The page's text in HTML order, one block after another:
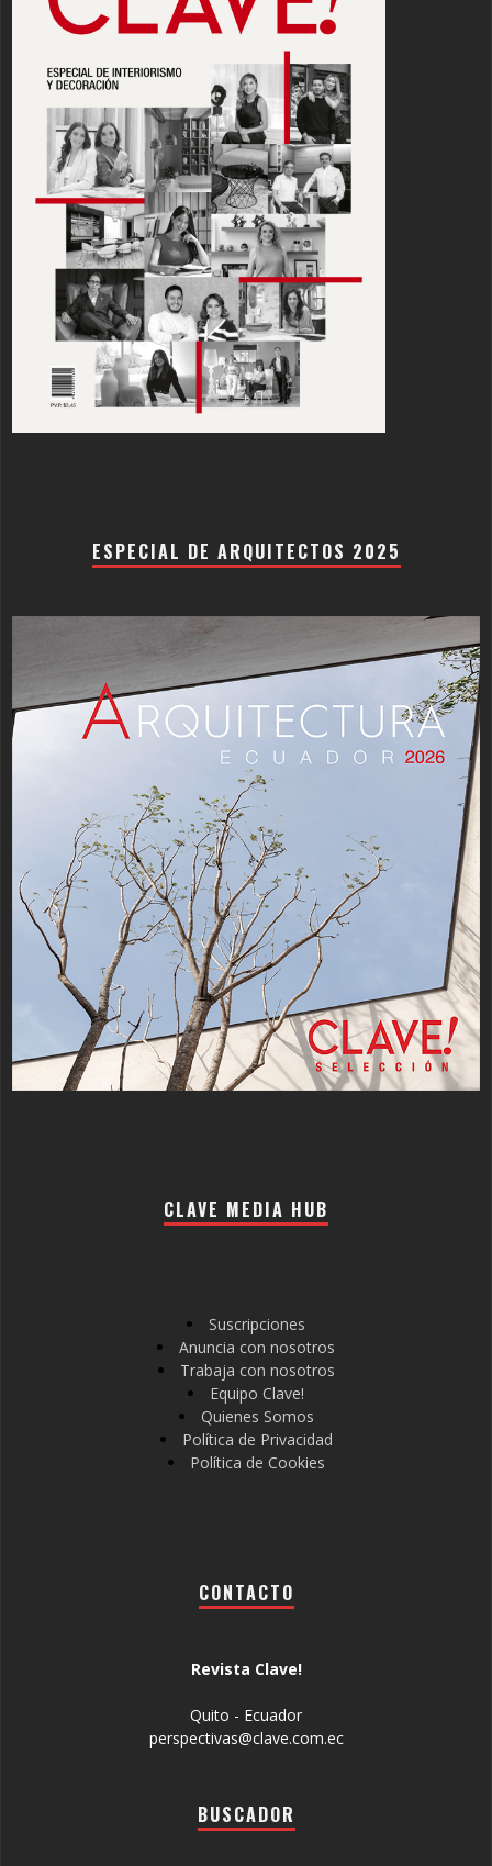
ESPECIAL DE ARQUITECTOS 2025
CLAVE MEDIA HUB
Suscripciones
Anuncia con nosotros
Trabaja con nosotros
Equipo Clave!
Quienes Somos
Política de Privacidad
Política de Cookies
CONTACTO
Revista Clave!
Quito - Ecuador
perspectivas@clave.com.ec
BUSCADOR